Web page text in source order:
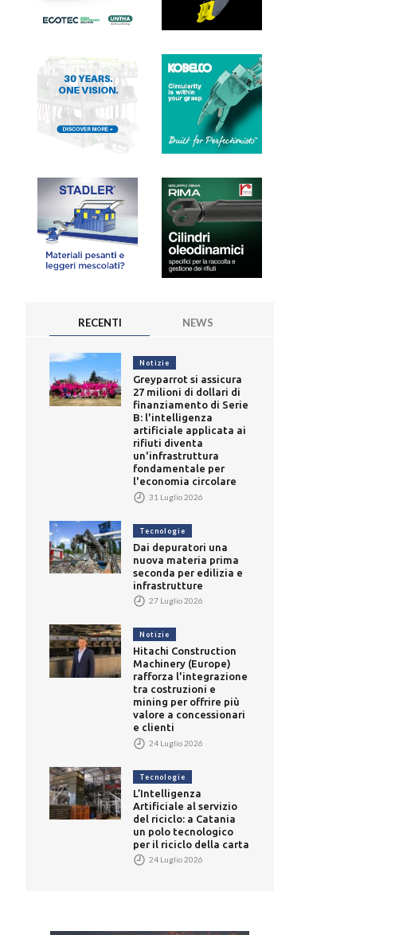
RECENTI NEWS
Notizie
Greyparrot si assicura
27 milioni di dollari di
finanziamento di Serie
B: l'intelligenza
artificiale applicata ai
rifiuti diventa
un'infrastruttura
fondamentale per
l'economia circolare
31 Luglio 2026
Tecnologie
Dai depuratori una
nuova materia prima
seconda per edilizia e
infrastrutture
27 Luglio 2026
Notizie
Hitachi Construction
Machinery (Europe)
rafforza l'integrazione
tra costruzioni e
mining per offrire più
valore a concessionari
e clienti
24 Luglio 2026
Tecnologie
L’Intelligenza
Artificiale al servizio
del riciclo: a Catania
un polo tecnologico
per il riciclo della carta
24 Luglio 2026